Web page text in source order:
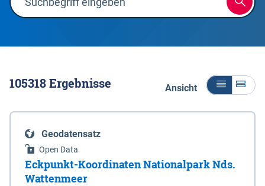
105318Ergebnisse Ansicht
Geodatensatz
Open Data
Eckpunkt-Koordinaten Nationalpark Nds.
Wattenmeer